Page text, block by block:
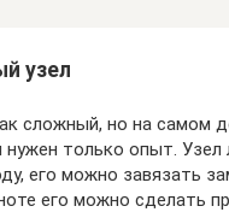
узел
сложный, но на самом
нужен только опыт. Узел
его можно завязать
его можно сделать